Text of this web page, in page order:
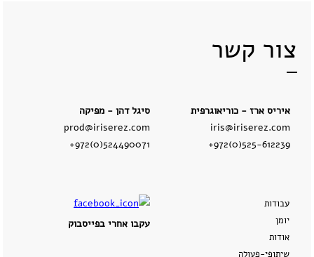
צור קשר
איריס ארז - כוריאוגרפית
iris@iriserez.com
+972(0)525-612239
סיגל דהן - מפיקה
prod@iriserez.com
+972(0)524490071
עבודות
יומן
אודות
שיתופי-פעולה
עקבו אחרי בפייסבוק